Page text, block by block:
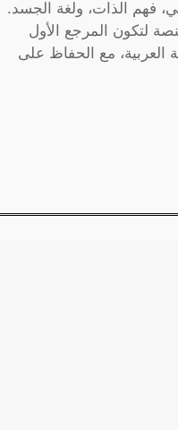
فهم الذات، ولغة الجسد.
لتكون المرجع الأول
العربية، مع الحفاظ على